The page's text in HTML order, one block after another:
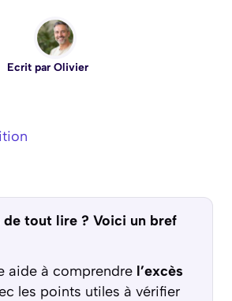
Ecrit par Olivier
de tout lire ? Voici un bref
aide à comprendre l’excès
les points utiles à vérifier